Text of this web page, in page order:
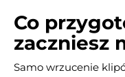
Co
zaczniesz
Samo wrzucenie